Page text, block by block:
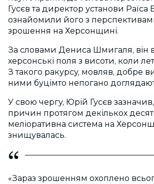
Гусєв та директор установи Раїса
ознайомили його з
зрошення на Херсонщині.
За словами Дениса Шмигаля, він
херсонські поля з висоти, коли
З такого ракурсу, мовляв, добре
ними буцімто непогано
У свою чергу, Юрій Гусєв
причин протягом декількох
меліоративна система на
знищувалась.
«Зараз зрошенням охоплено